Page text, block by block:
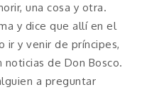
una cosa y otra.
y dice que allí en el
ir y venir de príncipes,
de Don Bosco.
a preguntar